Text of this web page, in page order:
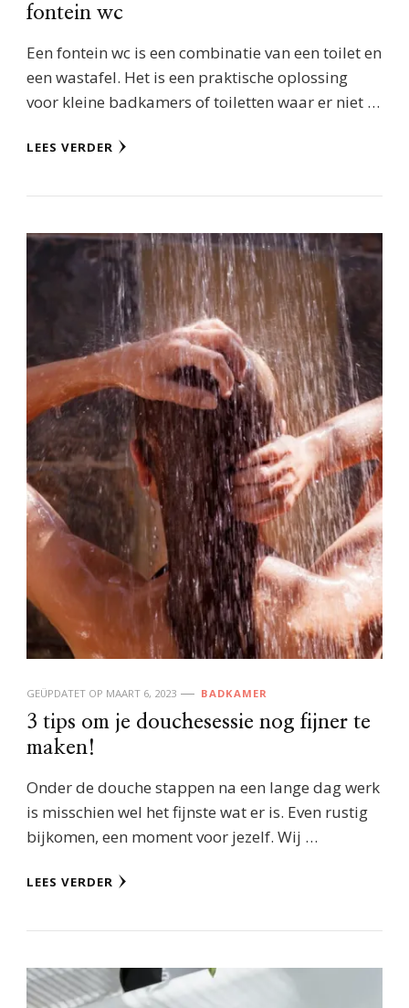
fontein wc
Een fontein wc is een combinatie van een toilet en
een wastafel. Het is een praktische oplossing
voor kleine badkamers of toiletten waar er niet …
LEES VERDER
GEÜPDATET OP MAART 6, 2023 BADKAMER
3 tips om je douchesessie nog fijner te
maken!
Onder de douche stappen na een lange dag werk
is misschien wel het fijnste wat er is. Even rustig
bijkomen, een moment voor jezelf. Wij …
LEES VERDER